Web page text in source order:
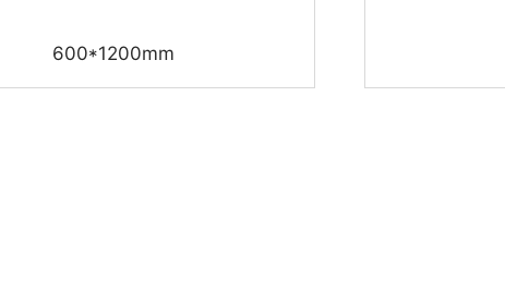
600*1200mm